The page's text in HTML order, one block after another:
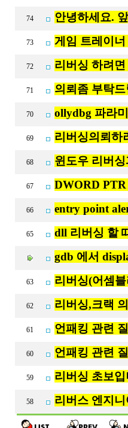
74 안녕하세요.
73 게임 트레이
72 리버싱 하려
71 의뢰좀 부탁
70 ollydbg 파라
69 리버싱의뢰하
68 윈도우 리버
67 DWORD PTR
66 entry point
65 dll 리버싱 할
gdb 에서
63 리버싱(어셈
62 리버싱,크랙
61 언패킹 관련
60 언패킹 관련
59 리버싱 초보
58 리버스 엔지